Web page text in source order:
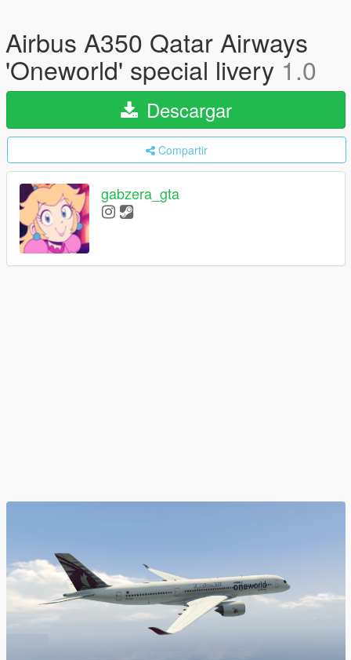
Airbus A350 Qatar Airways
'Oneworld' special livery 1.0
Descargar
Compartir
gabzera_gta